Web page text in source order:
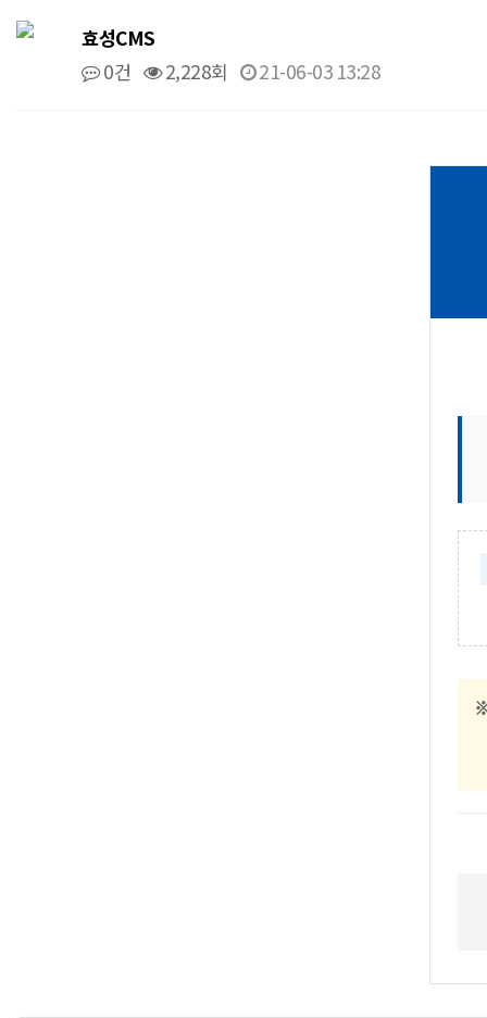
효성CMS
0건
2,228회 21-06-03 13:28